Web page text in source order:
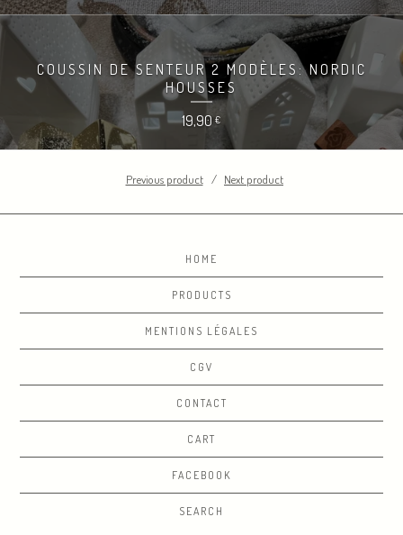
COUSSIN DE SENTEUR 2 MODÈLES: NORDIC
HOUSSES
19,90€
Previous product Next product
HOME
PRODUCTS
MENTIONS LÉGALES
CGV
CONTACT
CART
FACEBOOK
SEARCH